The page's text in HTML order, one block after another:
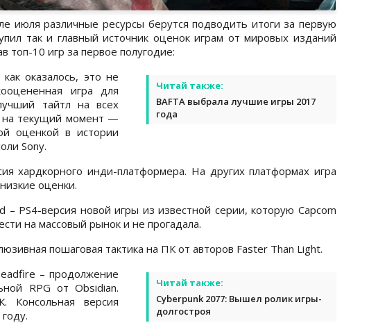
июля различные ресурсы берутся подводить итоги за первую
так и главный источник оценок играм от мировых изданий
топ-10 игр за первое полугодие:
Читай также:
BAFTA выбрала лучшие игры 2017
года
оказалось, это не
игра для
тайтл на всех
на текущий момент —
оценкой в истории
Sony.
хардкорного инди-платформера. На других платформах игра
оценки.
– PS4-версия новой игры из известной серии, которую Capcom
на массовый рынок и не прогадала.
пошаговая тактика на ПК от авторов Faster Than Light.
Читай также:
Cyberpunk 2077: Вышел ролик игры-
долгостроя
– продолжение
RPG от Obsidian.
Консольная версия